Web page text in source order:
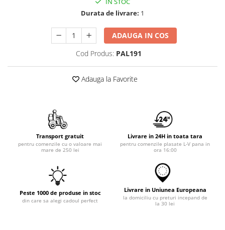
Durata de livrare: 1
ADAUGA IN COS
Cod Produs: PAL191
Adauga la Favorite
Transport gratuit
pentru comenzile cu o valoare mai
mare de 250 lei
Livrare in 24H in toata tara
pentru comenzile plasate L-V pana in
ora 16:00
Peste 1000 de produse in stoc
din care sa alegi cadoul perfect
Livrare in Uniunea Europeana
la domiciliu cu preturi incepand de
la 30 lei